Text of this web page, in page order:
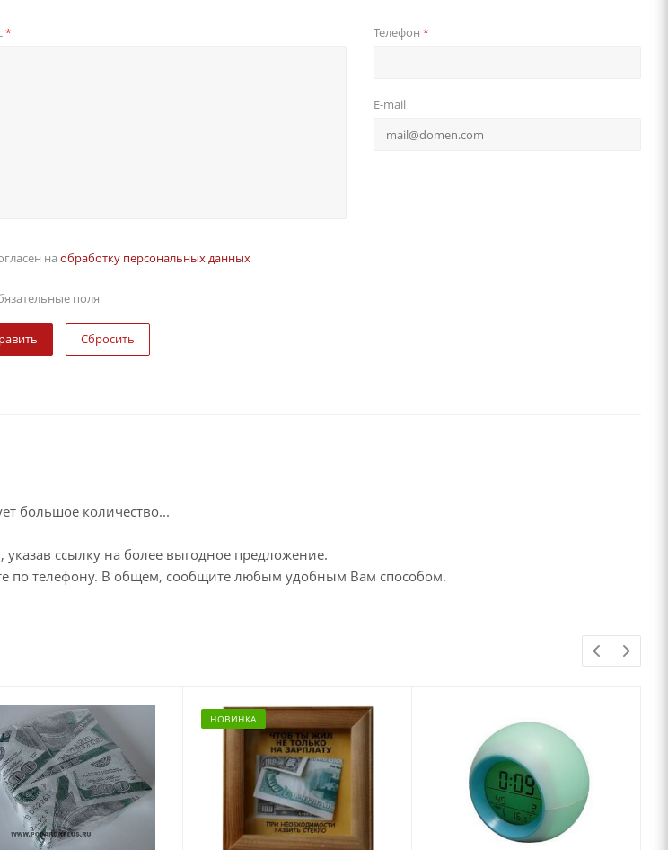
* Телефон *
E-mail
на обработку персональных данных
поля
Сбросить
большое количество...
указав ссылку на более выгодное предложение.
по телефону. В общем, сообщите любым удобным Вам способом.
НОВИНКА